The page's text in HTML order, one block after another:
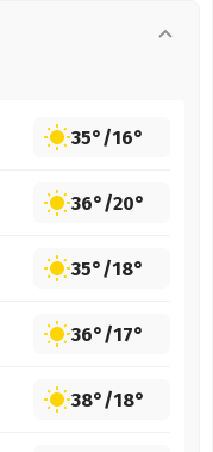
35°/16°
36°/20°
35°/18°
36°/17°
38°/18°